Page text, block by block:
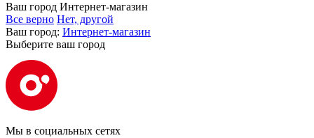
Ваш город Интернет-магазин
Все верно Нет, другой
Ваш город: Интернет-магазин
Выберите ваш город
Мы в социальных сетях